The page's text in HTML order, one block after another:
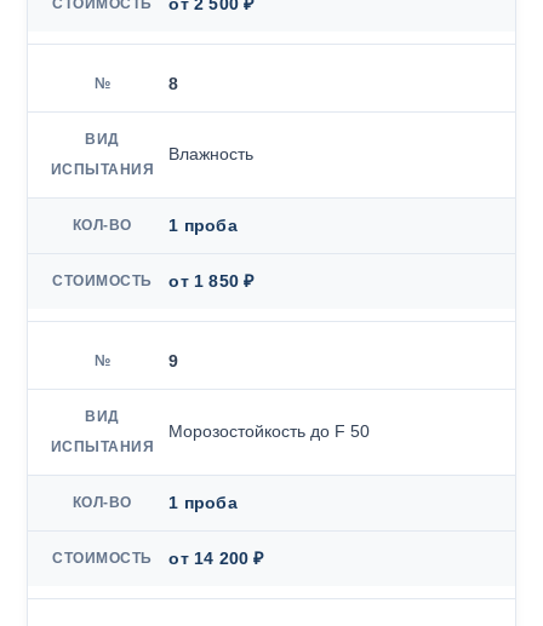
8
Влажность
1 проба
от 1 850 ₽
9
Морозостойкость до F 50
1 проба
от 14 200 ₽